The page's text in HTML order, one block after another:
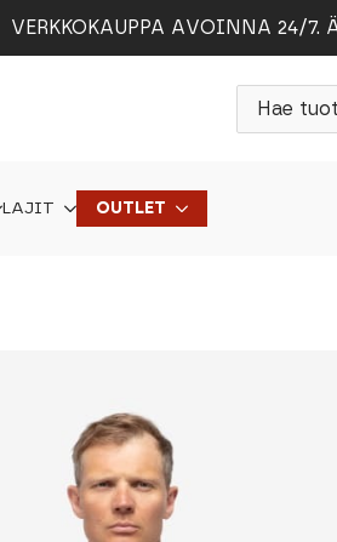
VERKKOKAUPPA AVOINNA 24/7.
Products
search
LAJIT OUTLET